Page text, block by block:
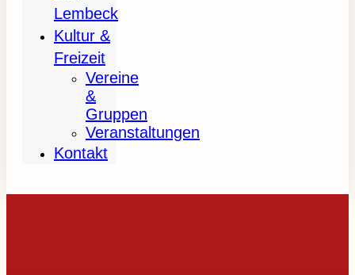
Lembeck
Kultur &
Freizeit
Vereine
&
Gruppen
Veranstaltungen
Kontakt